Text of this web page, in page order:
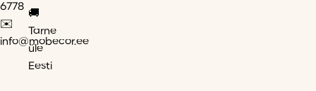
6778
✉️
info@mobecor.ee
🚚
Tarne
üle
Eesti